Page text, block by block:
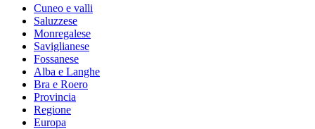
Cuneo e valli
Saluzzese
Monregalese
Saviglianese
Fossanese
Alba e Langhe
Bra e Roero
Provincia
Regione
Europa